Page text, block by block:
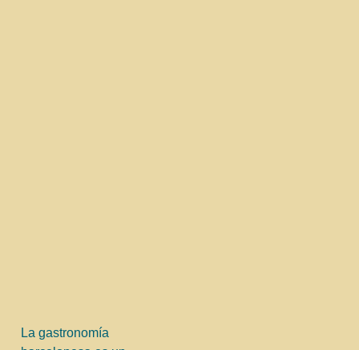
La gastronomía